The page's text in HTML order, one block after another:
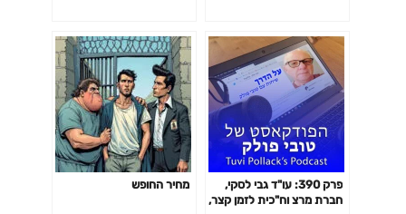
פרק 390: עו"ד גבי לסקי,
חברת מרצ וח"כית לזמן קצר,
מחיר החופש